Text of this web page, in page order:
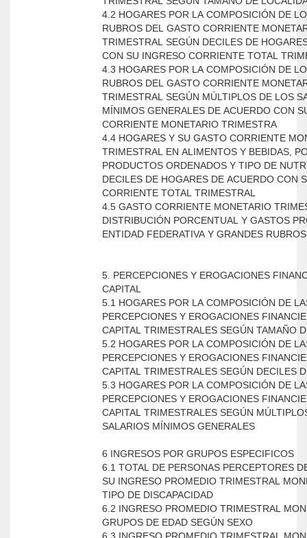
4.2 HOGARES POR LA COMPOSICIÓN DE
RUBROS DEL GASTO CORRIENTE
TRIMESTRAL SEGÚN DECILES DE
CON SU INGRESO CORRIENTE TOTAL
4.3 HOGARES POR LA COMPOSICIÓN DE
RUBROS DEL GASTO CORRIENTE
TRIMESTRAL SEGÚN MÚLTIPLOS DE LOS
MÍNIMOS GENERALES DE ACUERDO CON
CORRIENTE MONETARIO TRIMESTRA
4.4 HOGARES Y SU GASTO CORRIENTE
TRIMESTRAL EN ALIMENTOS Y BEBIDAS,
PRODUCTOS ORDENADOS Y TIPO DE
DECILES DE HOGARES DE ACUERDO CON
CORRIENTE TOTAL TRIMESTRAL
4.5 GASTO CORRIENTE MONETARIO
DISTRIBUCIÓN PORCENTUAL Y GASTOS
ENTIDAD FEDERATIVA Y GRANDES
5. PERCEPCIONES Y EROGACIONES
CAPITAL
5.1 HOGARES POR LA COMPOSICIÓN DE
PERCEPCIONES Y EROGACIONES
CAPITAL TRIMESTRALES SEGÚN TAMAÑO
5.2 HOGARES POR LA COMPOSICIÓN DE
PERCEPCIONES Y EROGACIONES
CAPITAL TRIMESTRALES SEGÚN DECILES
5.3 HOGARES POR LA COMPOSICIÓN DE
PERCEPCIONES Y EROGACIONES
CAPITAL TRIMESTRALES SEGÚN
SALARIOS MÍNIMOS GENERALES
6 INGRESOS POR GRUPOS ESPECIFICOS
6.1 TOTAL DE PERSONAS PERCEPTORES
SU INGRESO PROMEDIO TRIMESTRAL
TIPO DE DISCAPACIDAD
6.2 INGRESO PROMEDIO TRIMESTRAL
GRUPOS DE EDAD SEGÚN SEXO